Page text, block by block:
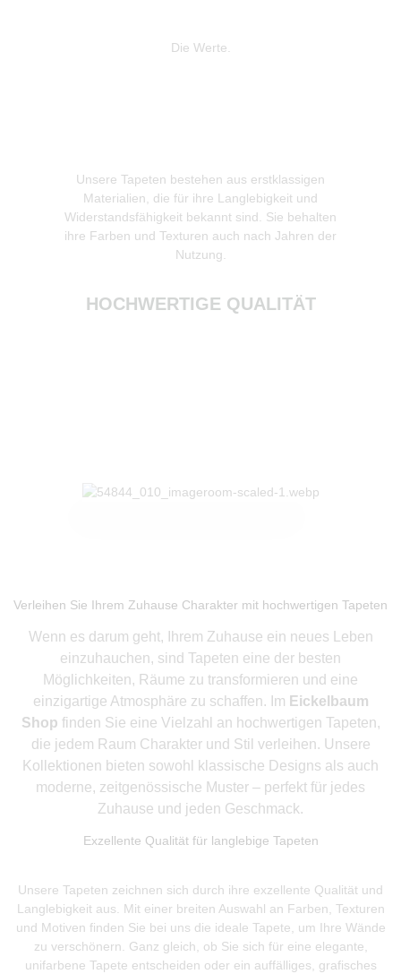
Die Werte.
Unsere Tapeten bestehen aus erstklassigen
Materialien, die für ihre Langlebigkeit und
Widerstandsfähigkeit bekannt sind. Sie behalten
ihre Farben und Texturen auch nach Jahren der
Nutzung.
HOCHWERTIGE QUALITÄT
Verleihen Sie Ihrem Zuhause Charakter mit hochwertigen Tapeten
Wenn es darum geht, Ihrem Zuhause ein neues Leben
einzuhauchen, sind Tapeten eine der besten
Möglichkeiten, Räume zu transformieren und eine
einzigartige Atmosphäre zu schaffen. Im Eickelbaum
Shop finden Sie eine Vielzahl an hochwertigen Tapeten,
die jedem Raum Charakter und Stil verleihen. Unsere
Kollektionen bieten sowohl klassische Designs als auch
moderne, zeitgenössische Muster – perfekt für jedes
Zuhause und jeden Geschmack.
Exzellente Qualität für langlebige Tapeten
Unsere Tapeten zeichnen sich durch ihre exzellente Qualität und
Langlebigkeit aus. Mit einer breiten Auswahl an Farben, Texturen
und Motiven finden Sie bei uns die ideale Tapete, um Ihre Wände
zu verschönern. Ganz gleich, ob Sie sich für eine elegante,
unifarbene Tapete entscheiden oder ein auffälliges, grafisches